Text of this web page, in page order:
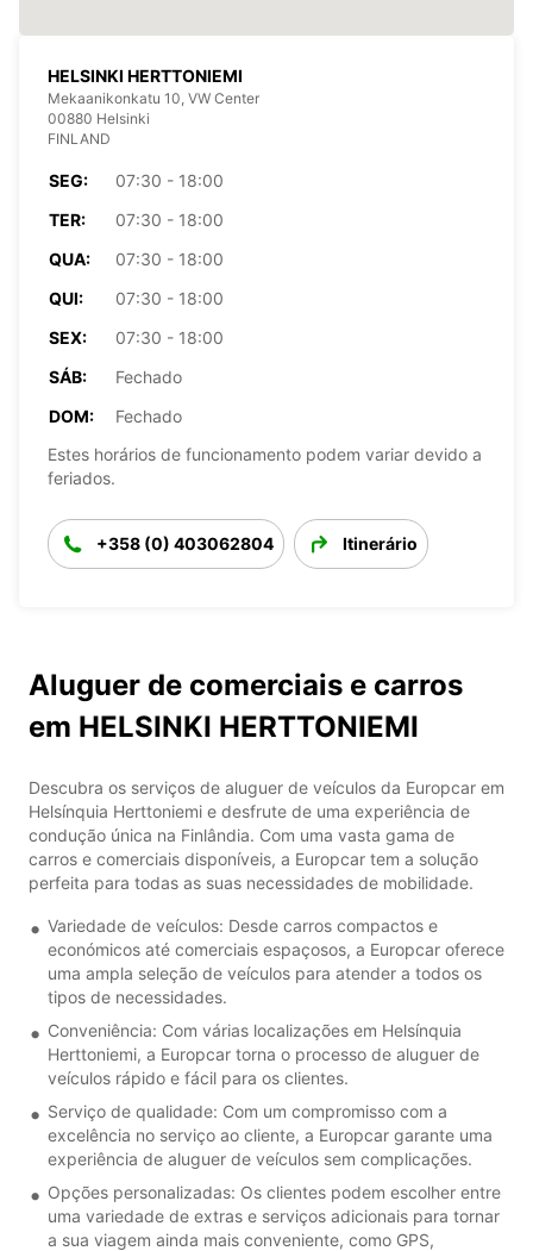
HELSINKI HERTTONIEMI
Mekaanikonkatu 10, VW Center
00880 Helsinki
FINLAND
SEG:
07:30 - 18:00
TER:
07:30 - 18:00
QUA:
07:30 - 18:00
QUI:
07:30 - 18:00
SEX:
07:30 - 18:00
SÁB:
Fechado
DOM:
Fechado
Estes horários de funcionamento podem variar devido a
feriados.
+358 (0) 403062804 Itinerário
Aluguer de comerciais e carros
em HELSINKI HERTTONIEMI
Descubra os serviços de aluguer de veículos da Europcar em
Helsínquia Herttoniemi e desfrute de uma experiência de
condução única na Finlândia. Com uma vasta gama de
carros e comerciais disponíveis, a Europcar tem a solução
perfeita para todas as suas necessidades de mobilidade.
Variedade de veículos: Desde carros compactos e
económicos até comerciais espaçosos, a Europcar oferece
uma ampla seleção de veículos para atender a todos os
tipos de necessidades.
Conveniência: Com várias localizações em Helsínquia
Herttoniemi, a Europcar torna o processo de aluguer de
veículos rápido e fácil para os clientes.
Serviço de qualidade: Com um compromisso com a
excelência no serviço ao cliente, a Europcar garante uma
experiência de aluguer de veículos sem complicações.
Opções personalizadas: Os clientes podem escolher entre
uma variedade de extras e serviços adicionais para tornar
a sua viagem ainda mais conveniente, como GPS,